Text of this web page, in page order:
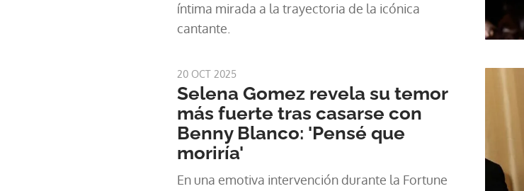
íntima mirada a la trayectoria de la icónica
cantante.
20 OCT 2025
Selena Gomez revela su temor
más fuerte tras casarse con
Benny Blanco: 'Pensé que
moriría'
En una emotiva intervención durante la Fortune